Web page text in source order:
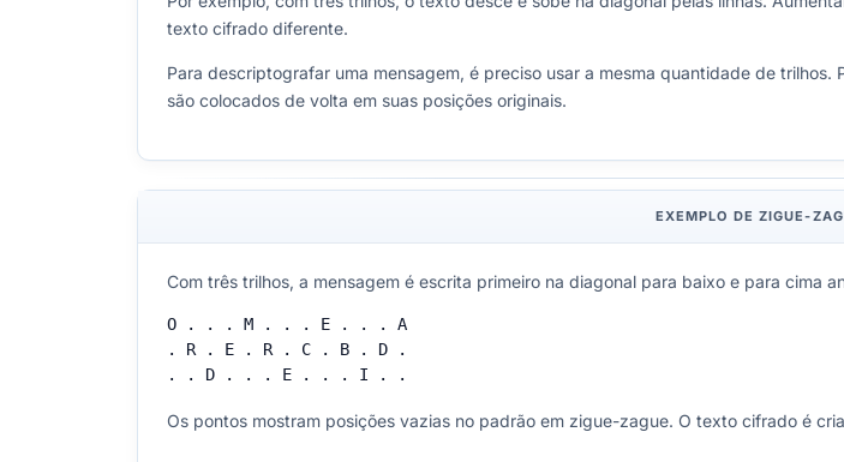
texto cifrado diferente.
Para descriptografar uma mensagem, é preciso usar a mesma quantidade de
são colocados de volta em suas posições originais.
EXEMPLO DE ZIGUE-
Com três trilhos, a mensagem é escrita primeiro na diagonal para baixo e para cima
O . . . M . . . E . . . A
. R . E . R . C . B . D .
. . D . . . E . . . I . .
Os pontos mostram posições vazias no padrão em zigue-zague. O texto cifrado é